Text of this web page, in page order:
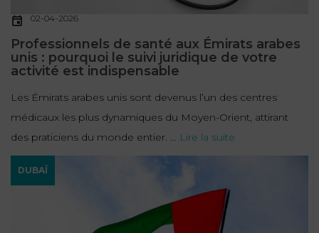
02-04-2026
Professionnels de santé aux Émirats arabes
unis : pourquoi le suivi juridique de votre
activité est indispensable
Les Émirats arabes unis sont devenus l’un des centres
médicaux les plus dynamiques du Moyen-Orient, attirant
des praticiens du monde entier. ... Lire la suite
DUBAÏ